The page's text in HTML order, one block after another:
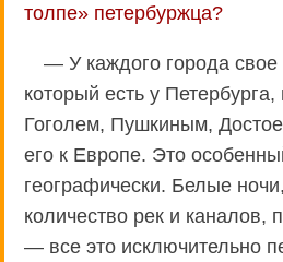
толпе» петербуржца?
— У каждого города
который есть у
Гоголем, Пушкиным,
его к Европе. Это
географически. Белые
количество рек и каналов,
— все это исключительно